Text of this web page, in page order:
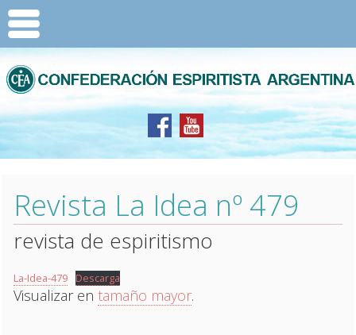
Revista La Idea nº 479
revista de espiritismo
La-Idea-479 Descarga
Visualizar entamaño mayor.